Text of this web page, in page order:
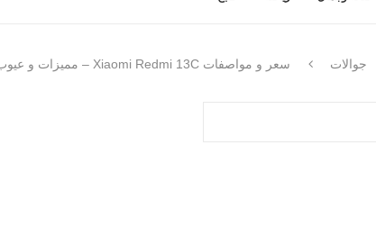
جوالات سعر و مواصفات Xiaomi Redmi 13C – مميزات و عيوب هاتف شاومي ريدمي 13 سي